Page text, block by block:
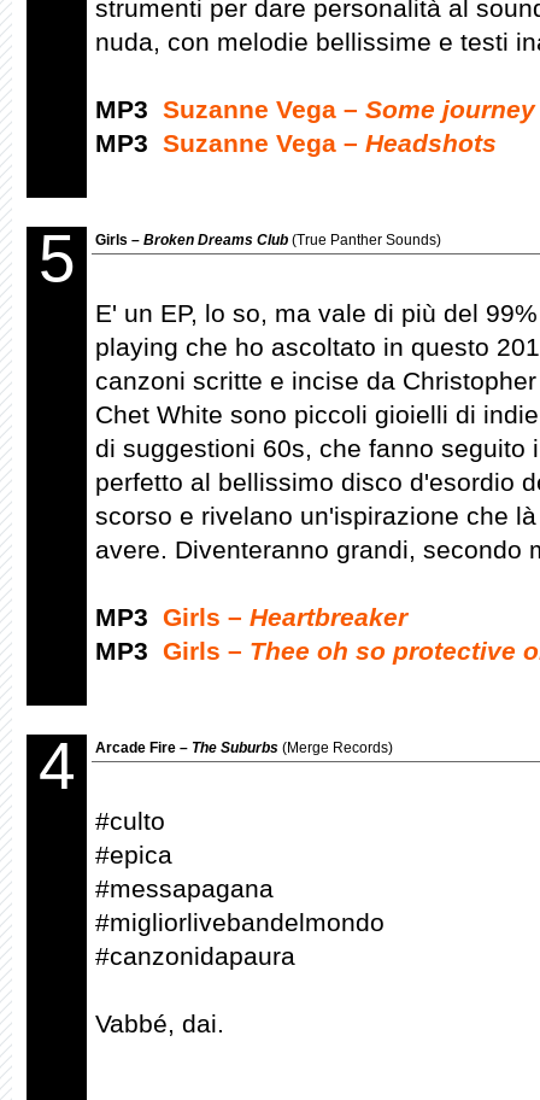
strumenti per dare personalità al
nuda, con melodie bellissime e testi
MP3 Suzanne Vega – Some journey
MP3 Suzanne Vega – Headshots
5 Girls – Broken Dreams Club (True Panther Sounds)
E' un EP, lo so, ma vale di più del
playing che ho ascoltato in questo
canzoni scritte e incise da
Chet White sono piccoli gioielli di
di suggestioni 60s, che fanno seguito
perfetto al bellissimo disco d'esordio
scorso e rivelano un'ispirazione che
avere. Diventeranno grandi, secondo
MP3 Girls – Heartbreaker
MP3 Girls – Thee oh so protective
4 Arcade Fire – The Suburbs (Merge Records)
#culto
#epica
#messapagana
#migliorlivebandelmondo
#canzonidapaura
Vabbé, dai.